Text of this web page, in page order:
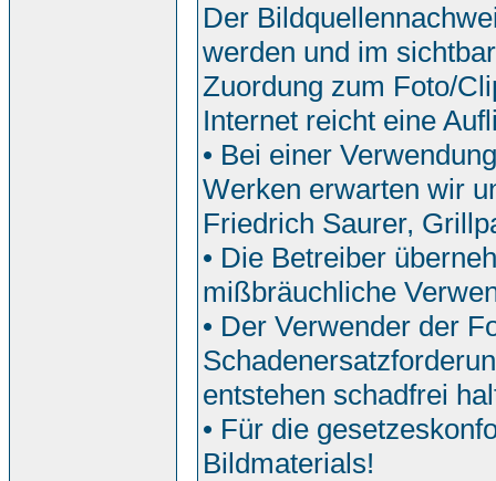
Der
werden und im
Zuordung zum Foto/
Internet reicht eine
• Bei einer
Werken erwarten wir
Friedrich Saurer,
• Die Betreiber
mißbräuchliche
• Der Verwender der
entstehen schadfrei
• Für die
Bildmaterials!